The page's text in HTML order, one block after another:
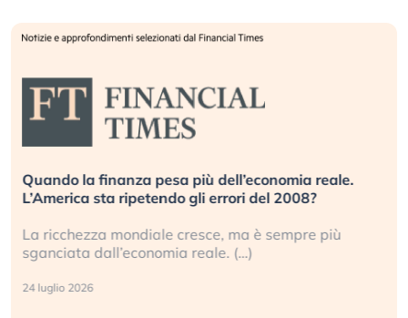
Quando la finanza pesa più dell’economia reale.
L’America sta ripetendo gli errori del 2008?
La ricchezza mondiale cresce, ma è sempre più
sganciata dall’economia reale. (…)
24 luglio 2026